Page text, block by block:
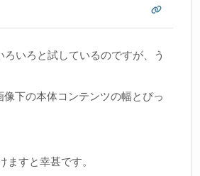
いろと試しているのですが、う
下の本体コンテンツの幅とぴっ
すと幸甚です。